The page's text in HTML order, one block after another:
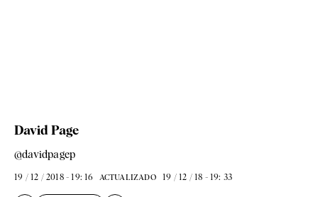
David Page
@davidpagep
19 / 12 / 2018 - 19: 16 ACTUALIZADO 19 / 12 / 18 - 19: 33